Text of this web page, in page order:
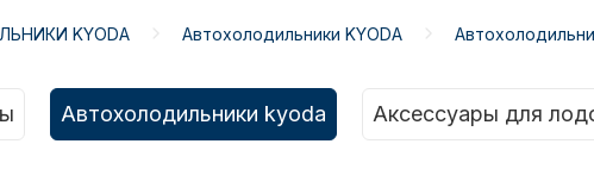
KYODA Автохолодильники KYODA
Автохолодильники kyoda Аксессуары для